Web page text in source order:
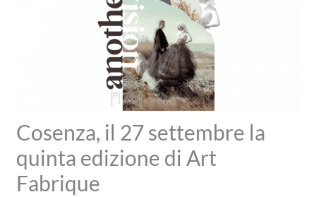
Cosenza, il 27 settembre la
quinta edizione di Art
Fabrique